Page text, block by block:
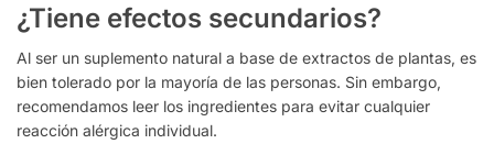
¿Tiene efectos secundarios?
Al ser un suplemento natural a base de extractos de plantas, es
bien tolerado por la mayoría de las personas. Sin embargo,
recomendamos leer los ingredientes para evitar cualquier
reacción alérgica individual.